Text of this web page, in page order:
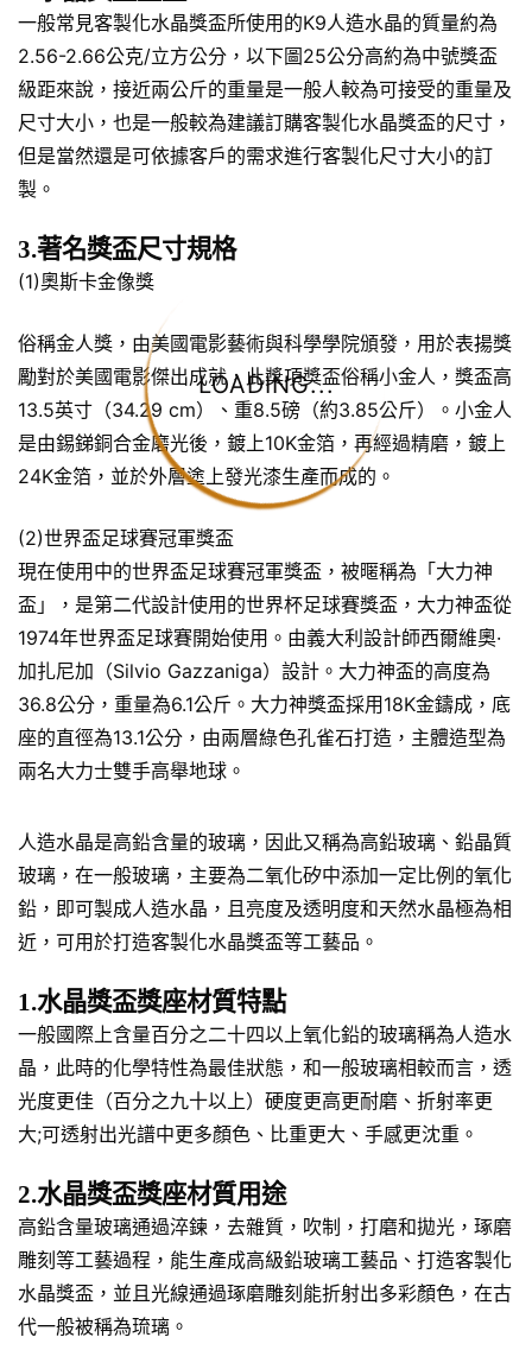
LOADING...
一般常見客製化水晶獎盃所使用的K9人造水晶的質量約為
2.56-2.66公克/立方公分，以下圖25公分高約為中號獎盃
級距來說，接近兩公斤的重量是一般人較為可接受的重量及
尺寸大小，也是一般較為建議訂購客製化水晶獎盃的尺寸，
但是當然還是可依據客戶的需求進行客製化尺寸大小的訂
製。
3.著名獎盃尺寸規格
(1)奧斯卡金像獎
俗稱金人獎，由美國電影藝術與科學學院頒發，用於表揚獎
勵對於美國電影傑出成就，此獎項獎盃俗稱小金人，獎盃高
13.5英寸（34.29 cm）、重8.5磅（約3.85公斤）。小金人
是由錫銻銅合金磨光後，鍍上10K金箔，再經過精磨，鍍上
24K金箔，並於外層塗上發光漆生產而成的。
(2)世界盃足球賽冠軍獎盃
現在使用中的世界盃足球賽冠軍獎盃，被暱稱為「大力神
盃」，是第二代設計使用的世界杯足球賽獎盃，大力神盃從
1974年世界盃足球賽開始使用。由義大利設計師西爾維奧·
加扎尼加（Silvio Gazzaniga）設計。大力神盃的高度為
36.8公分，重量為6.1公斤。大力神獎盃採用18K金鑄成，底
座的直徑為13.1公分，由兩層綠色孔雀石打造，主體造型為
兩名大力士雙手高舉地球。
人造水晶是高鉛含量的玻璃，因此又稱為高鉛玻璃、鉛晶質
玻璃，在一般玻璃，主要為二氧化矽中添加一定比例的氧化
鉛，即可製成人造水晶，且亮度及透明度和天然水晶極為相
近，可用於打造客製化水晶獎盃等工藝品。
1.水晶獎盃獎座材質特點
一般國際上含量百分之二十四以上氧化鉛的玻璃稱為人造水
晶，此時的化學特性為最佳狀態，和一般玻璃相較而言，透
光度更佳（百分之九十以上）硬度更高更耐磨、折射率更
大;可透射出光譜中更多顏色、比重更大、手感更沈重。
2.水晶獎盃獎座材質用途
高鉛含量玻璃通過淬鍊，去雜質，吹制，打磨和拋光，琢磨
雕刻等工藝過程，能生產成高級鉛玻璃工藝品、打造客製化
水晶獎盃，並且光線通過琢磨雕刻能折射出多彩顏色，在古
代一般被稱為琉璃。